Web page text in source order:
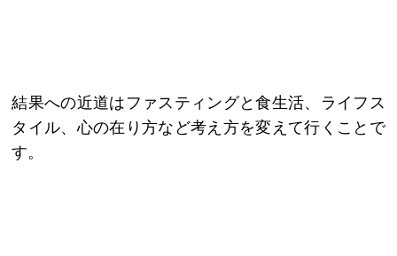
結果への近道はファスティングと食生活、ライフス
タイル、心の在り方など考え方を変えて行くことで
す。